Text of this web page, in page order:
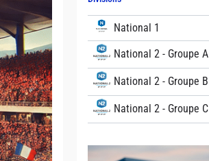
National 1
National 2 - Groupe A
National 2 - Groupe B
National 2 - Groupe C